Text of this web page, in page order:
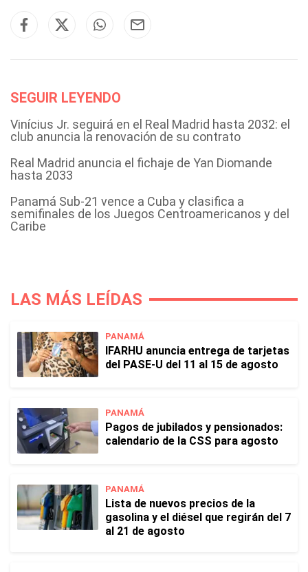
SEGUIR LEYENDO
Vinícius Jr. seguirá en el Real Madrid hasta 2032: el
club anuncia la renovación de su contrato
Real Madrid anuncia el fichaje de Yan Diomande
hasta 2033
Panamá Sub-21 vence a Cuba y clasifica a
semifinales de los Juegos Centroamericanos y del
Caribe
LAS MÁS LEÍDAS
PANAMÁ
IFARHU anuncia entrega de tarjetas
del PASE-U del 11 al 15 de agosto
PANAMÁ
Pagos de jubilados y pensionados:
calendario de la CSS para agosto
PANAMÁ
Lista de nuevos precios de la
gasolina y el diésel que regirán del 7
al 21 de agosto